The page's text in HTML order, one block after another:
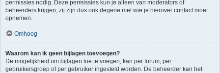
permissies nodig. Deze permissies kun je alleen van moderators of
beheerders krijgen, zij zijn dus ook degene met wie je hierover contact moet
opnemen.
Omhoog
Waarom kan ik geen bijlagen toevoegen?
De mogelijkheid om bijlagen toe te voegen, kan per forum, per
gebruikersgroep of per gebruiker ingesteld worden. De beheerder kan het